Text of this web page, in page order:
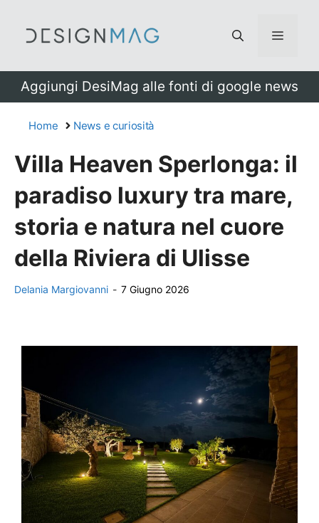
Menu
Aggiungi DesiMag alle fonti di google news
Home News e curiosità
Villa Heaven Sperlonga: il
paradiso luxury tra mare,
storia e natura nel cuore
della Riviera di Ulisse
Delania Margiovanni - 7 Giugno 2026